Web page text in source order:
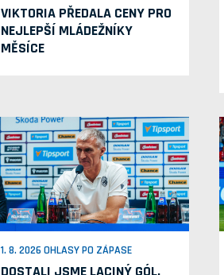
VIKTORIA PŘEDALA CENY PRO
NEJLEPŠÍ MLÁDEŽNÍKY
MĚSÍCE
1. 8. 2026 OHLASY PO ZÁPASE
DOSTALI JSME LACINÝ GÓL,